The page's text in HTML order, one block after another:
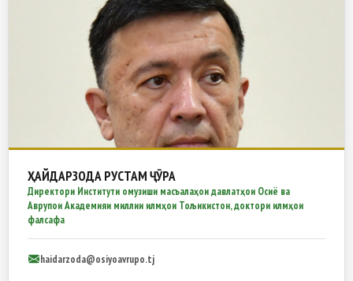
ҲАЙДАРЗОДА РУСТАМ ҶӮРА
Директори Институти омузиши масъалаҳои давлатҳои Осиё ва
Аврупои Академияи миллии илмҳои Тољикистон, доктори илмҳои
фалсафа
haidarzoda@osiyoavrupo.tj